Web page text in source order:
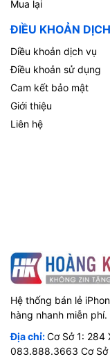
Mua lại
ĐIỀU KHOẢN
Diều khoản dịch vụ
Điều khoản sử dụng
Cam kết bảo mật
Giới thiệu
Liên hệ
Hệ thống bán lẻ
hàng nhanh miễn phí.
Địa chỉ:Cơ Sở 1: 284
083.888.3663 Cơ Sở